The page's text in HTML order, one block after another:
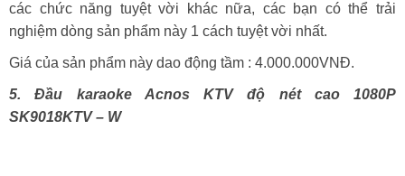
các chức năng tuyệt vời khác nữa, các bạn có thể trải
nghiệm dòng sản phẩm này 1 cách tuyệt vời nhất.
Giá của sản phẩm này dao động tầm : 4.000.000VNĐ.
5. Đầu karaoke Acnos KTV độ nét cao 1080P
SK9018KTV – W